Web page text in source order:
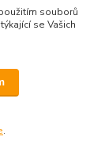
souborů
se Vašich
.